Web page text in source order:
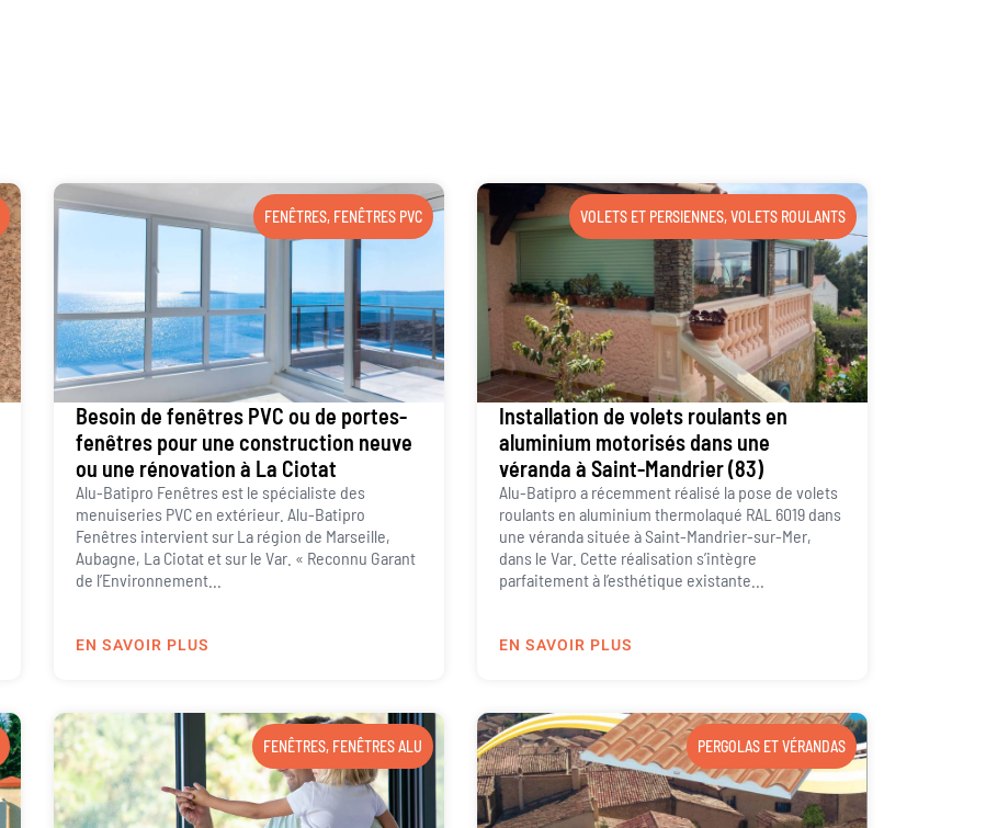
FENÊTRES, FENÊTRES PVC
Besoin de fenêtres PVC ou de portes-
fenêtres pour une construction neuve
ou une rénovation à La Ciotat
Alu-Batipro Fenêtres est le spécialiste des
menuiseries PVC en extérieur. Alu-Batipro
Fenêtres intervient sur La région de Marseille,
Aubagne, La Ciotat et sur le Var. « Reconnu Garant
de l’Environnement...
EN SAVOIR PLUS
VOLETS ET PERSIENNES,VOLETS ROULANTS
Installation de volets roulants en
aluminium motorisés dans une
véranda à Saint-Mandrier (83)
Alu-Batipro a récemment réalisé la pose de volets
roulants en aluminium thermolaqué RAL 6019 dans
une véranda située à Saint-Mandrier-sur-Mer,
dans le Var. Cette réalisation s’intègre
parfaitement à l’esthétique existante...
EN SAVOIR PLUS
FENÊTRES, FENÊTRES ALU PERGOLAS ET VÉRANDAS